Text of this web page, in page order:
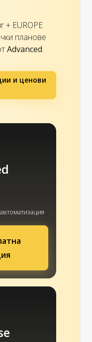
+ EUROPE
планове
Advanced.
и ценови